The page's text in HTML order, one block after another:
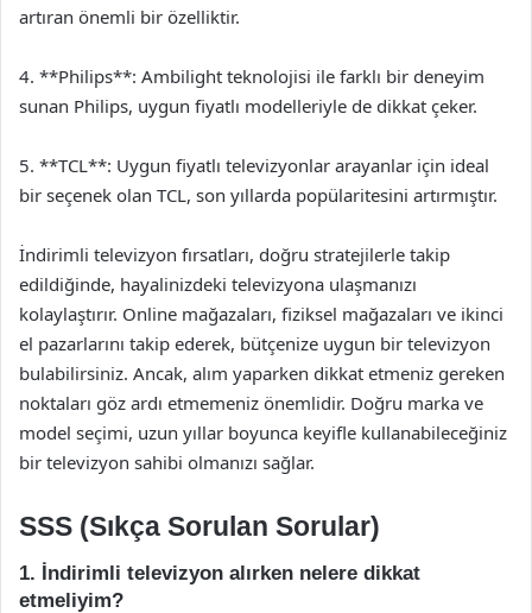
artıran önemli bir özelliktir.
4. **Philips**: Ambilight teknolojisi ile farklı bir deneyim
sunan Philips, uygun fiyatlı modelleriyle de dikkat çeker.
5. **TCL**: Uygun fiyatlı televizyonlar arayanlar için ideal
bir seçenek olan TCL, son yıllarda popülaritesini artırmıştır.
İndirimli televizyon fırsatları, doğru stratejilerle takip
edildiğinde, hayalinizdeki televizyona ulaşmanızı
kolaylaştırır. Online mağazaları, fiziksel mağazaları ve ikinci
el pazarlarını takip ederek, bütçenize uygun bir televizyon
bulabilirsiniz. Ancak, alım yaparken dikkat etmeniz gereken
noktaları göz ardı etmemeniz önemlidir. Doğru marka ve
model seçimi, uzun yıllar boyunca keyifle kullanabileceğiniz
bir televizyon sahibi olmanızı sağlar.
SSS (Sıkça Sorulan Sorular)
1. İndirimli televizyon alırken nelere dikkat
etmeliyim?